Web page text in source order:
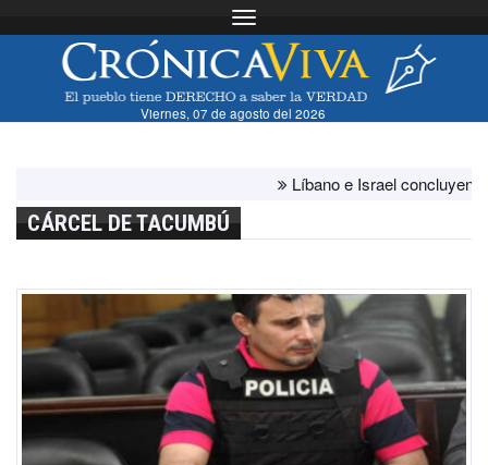
Toggle navigation
Viernes, 07 de agosto del 2026
Líbano e Israel concluyen
CÁRCEL DE TACUMBÚ